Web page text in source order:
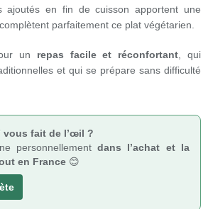
ajoutés en fin de cuisson apportent une
parfaitement ce plat végétarien.
un repas facile et réconfortant , qui
et qui se prépare sans difficulté
vous fait de l’œil ?
personnellementdans l’achat et la
en France 😊